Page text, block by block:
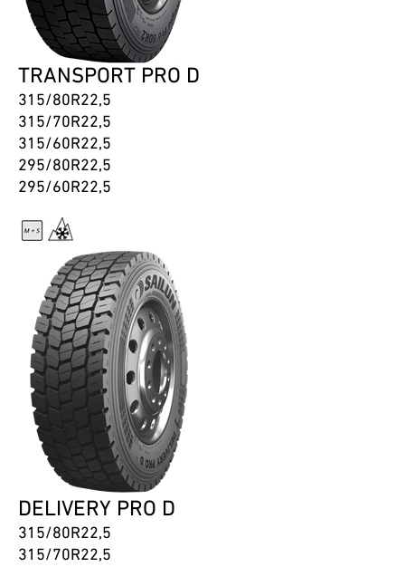
TRANSPORT PRO D
315/80R22,5
315/70R22,5
315/60R22,5
295/80R22,5
295/60R22,5
DELIVERY PRO D
315/80R22,5
315/70R22,5